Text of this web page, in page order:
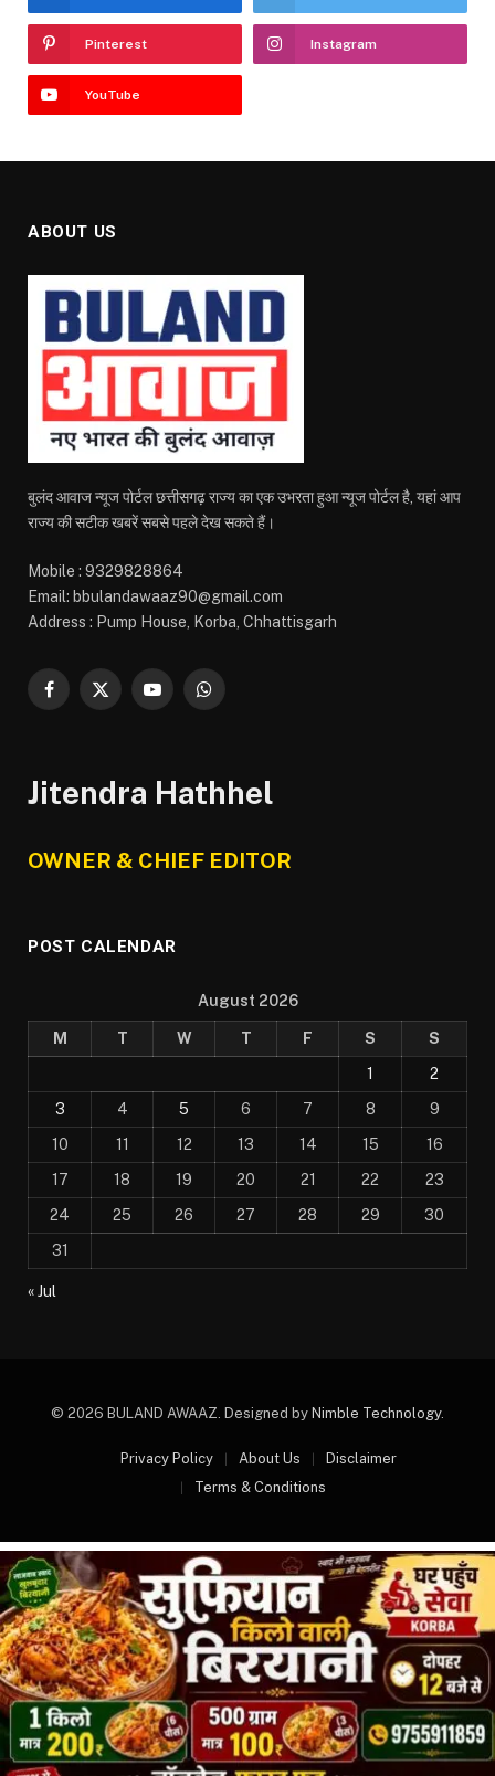
Pinterest Instagram
YouTube
ABOUT US
बुलंद आवाज न्यूज पोर्टल छत्तीसगढ़ राज्य का एक उभरता हुआ न्यूज पोर्टल है, यहां आप
राज्य की सटीक खबरें सबसे पहले देख सकते हैं।
Mobile : 9329828864
Email: bbulandawaaz90@gmail.com
Address : Pump House, Korba, Chhattisgarh
Facebook
X
YouTubeWhatsApp
Jitendra Hathhel
OWNER & CHIEF EDITOR
POST CALENDAR
August 2026
M T W T F S
S
1
2
3
4 5 6 7 8
9
10
11 12 13 14 15
16
17
18 19 20 21 22
23
24
25 26 27 28 29
30
31
« Jul
© 2026 BULAND AWAAZ. Designed by Nimble Technology.
Privacy Policy About Us
Disclaimer
Terms & Conditions